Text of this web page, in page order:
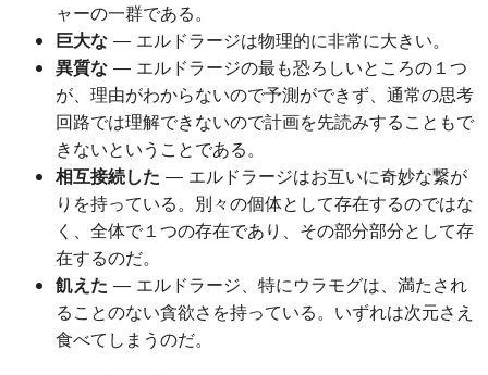
ャーの一群である。
巨大な ― エルドラージは物理的に非常に大きい。
異質な ― エルドラージの最も恐ろしいところの１つ
が、理由がわからないので予測ができず、通常の思考
回路では理解できないので計画を先読みすることもで
きないということである。
相互接続した ― エルドラージはお互いに奇妙な繋が
りを持っている。別々の個体として存在するのではな
く、全体で１つの存在であり、その部分部分として存
在するのだ。
飢えた ― エルドラージ、特にウラモグは、満たされ
ることのない貪欲さを持っている。いずれは次元さえ
食べてしまうのだ。